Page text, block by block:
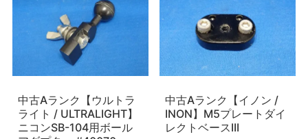
中古Aランク【ウルトラ
ライト / ULTRALIGHT】
ニコンSB-104用ボール
中古Aランク【イノン /
INON】M5プレートダイ
レクトベースIII